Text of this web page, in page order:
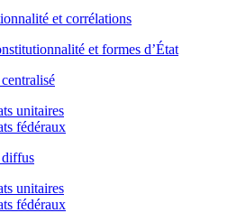
et corrélations
et formes d’État
unitaires
fédéraux
unitaires
fédéraux